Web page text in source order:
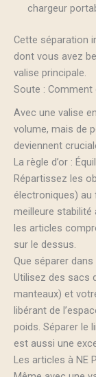
chargeur
Cette séparation
dont vous avez
valise principale.
Soute :
Avec une valise
volume, mais de
deviennent
La règle d’or :
Répartissez les
électroniques) au
meilleure
les articles
sur le dessus.
Que séparer
Utilisez des sacs
manteaux) et
libérant de
poids. Séparer le
est aussi une
Les articles à NE